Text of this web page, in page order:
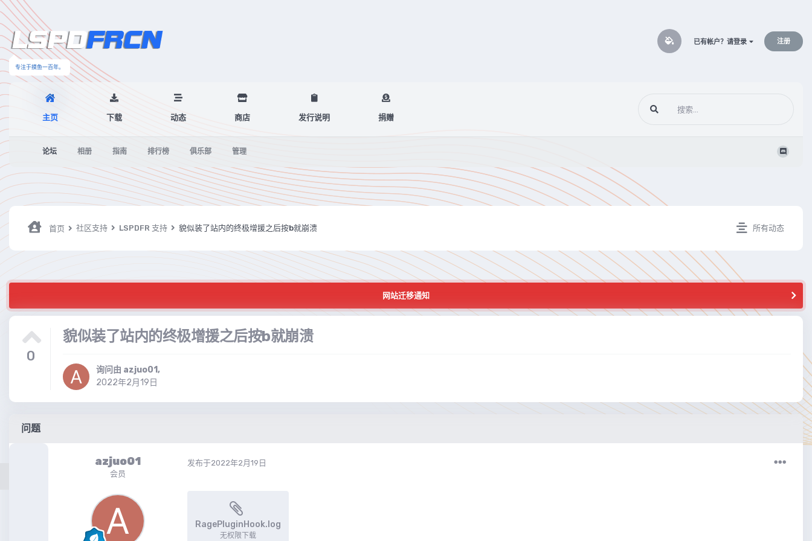
专注于摸鱼一百年。
已有帐户？请登录 注册
主页
论坛 相册 指南 排行榜 俱乐部 管理
下载 动态 商店 发行说明 捐赠
所有动态
首页 社区支持 LSPDFR 支持 貌似装了站内的终极增援之后按b就崩溃
网站迁移通知
0
貌似装了站内的终极增援之后按b就崩溃
询问由 azjuo01,
2022年2月19日
问题
azjuo01
会员
发布于2022年2月19日
RagePluginHook.log
无权限下载